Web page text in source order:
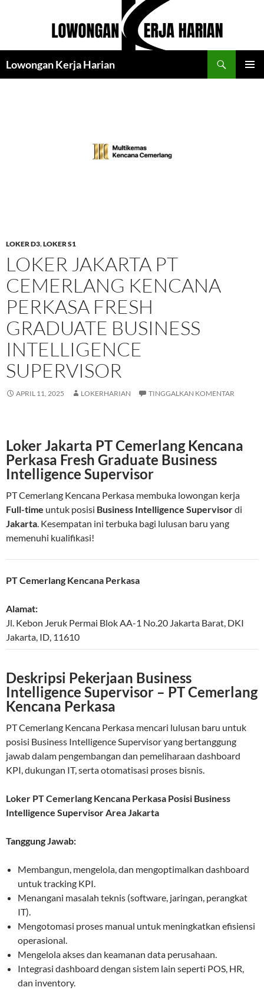
Lowongan Kerja Harian
LOKER D3,LOKER S1
LOKER JAKARTA PT
CEMERLANG KENCANA
PERKASA FRESH
GRADUATE BUSINESS
INTELLIGENCE
SUPERVISOR
APRIL 11, 2025 LOKERHARIAN TINGGALKAN KOMENTAR
Loker Jakarta PT Cemerlang Kencana
Perkasa Fresh Graduate Business
Intelligence Supervisor
PT Cemerlang Kencana Perkasa membuka lowongan kerja
Full-time untuk posisi Business Intelligence Supervisordi
Jakarta. Kesempatan ini terbuka bagi lulusan baru yang
memenuhi kualifikasi!
PT Cemerlang Kencana Perkasa
Alamat:
Jl. Kebon Jeruk Permai Blok AA-1 No.20 Jakarta Barat, DKI
Jakarta, ID, 11610
Deskripsi Pekerjaan Business
Intelligence Supervisor – PT Cemerlang
Kencana Perkasa
PT Cemerlang Kencana Perkasa mencari lulusan baru untuk
posisi Business Intelligence Supervisor yang bertanggung
jawab dalam pengembangan dan pemeliharaan dashboard
KPI, dukungan IT, serta otomatisasi proses bisnis.
Loker PT Cemerlang Kencana Perkasa Posisi Business
Intelligence Supervisor Area Jakarta
Tanggung Jawab:
Membangun, mengelola, dan mengoptimalkan dashboard
untuk tracking KPI.
Menangani masalah teknis (software, jaringan, perangkat
IT).
Mengotomasi proses manual untuk meningkatkan efisiensi
operasional.
Mengelola akses dan keamanan data perusahaan.
Integrasi dashboard dengan sistem lain seperti POS, HR,
dan inventory.